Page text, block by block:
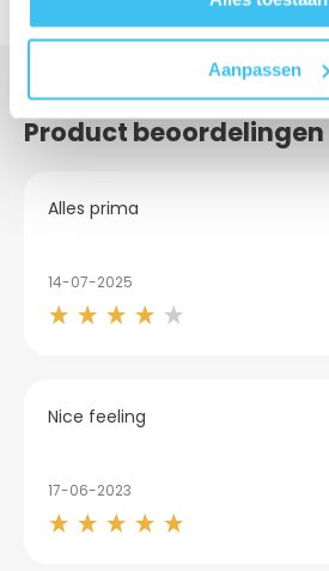
Aanpassen
Product beoordelingen
Alles prima
14-07-2025
Nice feeling
17-06-2023